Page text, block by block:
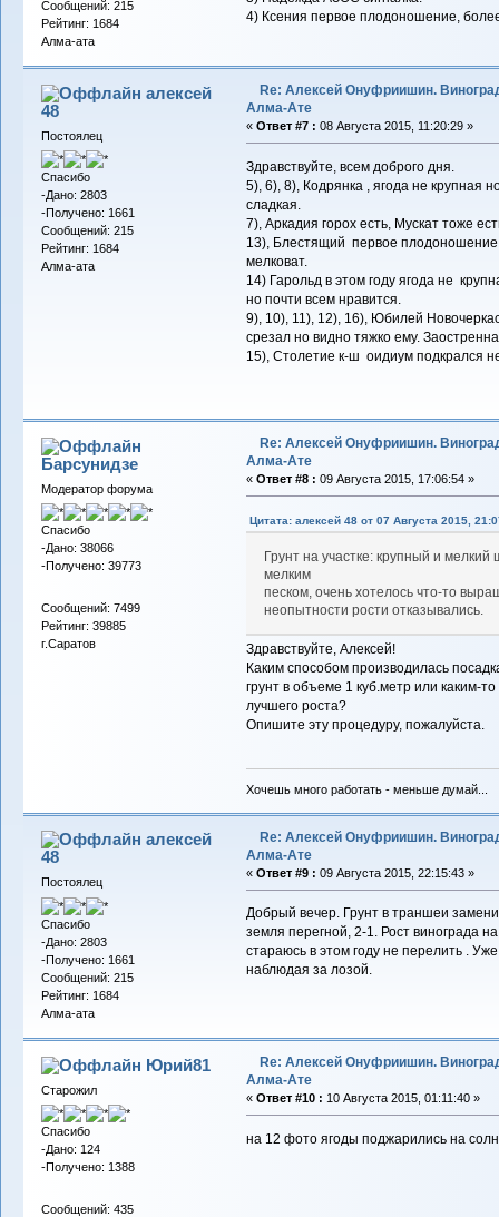
Сообщений: 215
Рейтинг: 1684
Алма-ата
4) Ксения первое плодоношение,
алексей
48
Постоялец
Спасибо
-Дано: 2803
-Получено: 1661
Сообщений: 215
Рейтинг: 1684
Алма-ата
Re: Алексей Онуфриишин.
Алма-Ате
« Ответ #7 : 08 Августа 2015, 11:20:29 »
Здравствуйте, всем доброго дня.
5), 6), 8), Кодрянка , ягода не крупная
сладкая.
7), Аркадия горох есть, Мускат тоже
13), Блестящий первое плодоношение
мелковат.
14) Гарольд в этом году ягода не
но почти всем нравится.
9), 10), 11), 12), 16), Юбилей
срезал но видно тяжко ему.
15), Столетие к-ш оидиум подкрался
Барсунидзе
Модератор форума
Спасибо
-Дано: 38066
-Получено: 39773
Сообщений: 7499
Рейтинг: 39885
г.Саратов
Re: Алексей Онуфриишин.
Алма-Ате
« Ответ #8 : 09 Августа 2015, 17:06:54 »
Цитата: алексей 48 от 07 Августа 2015,
Грунт на участке: крупный и
мелким
песком, очень хотелось что-то
неопытности рости отказывались.
Здравствуйте, Алексей!
Каким способом производилась
грунт в объеме 1 куб.метр или каким-
лучшего роста?
Опишите эту процедуру, пожалуйста.
Хочешь много работать - меньше думай...
алексей
48
Постоялец
Спасибо
-Дано: 2803
-Получено: 1661
Сообщений: 215
Рейтинг: 1684
Алма-ата
Re: Алексей Онуфриишин.
Алма-Ате
« Ответ #9 : 09 Августа 2015, 22:15:43 »
Добрый вечер. Грунт в траншеи
земля перегной, 2-1. Рост винограда
стараюсь в этом году не перелить .
наблюдая за лозой.
Юрий81
Старожил
Спасибо
-Дано: 124
-Получено: 1388
Сообщений: 435
Re: Алексей Онуфриишин.
Алма-Ате
« Ответ #10 : 10 Августа 2015, 01:11:40 »
на 12 фото ягоды поджарились на